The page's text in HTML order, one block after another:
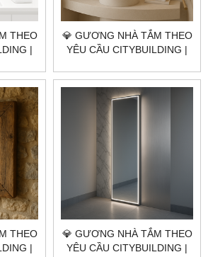
THEO
|
XÃ
💎 GƯƠNG NHÀ TẮM THEO
YÊU CẦU CITYBUILDING |
GIÁ GƯƠNG NHÀ TẮM XÃ
NGÃI GIAO TP.HCM
THEO
|
💎 GƯƠNG NHÀ TẮM THEO
YÊU CẦU CITYBUILDING |